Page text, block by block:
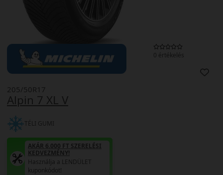
0 értékelés
Alpin 7 XL V
205/50R17
TÉLI GUMI
AKÁR 6.000 FT SZERELÉSI
KEDVEZMÉNY!
Használja a LENDÜLET
kuponkódot!